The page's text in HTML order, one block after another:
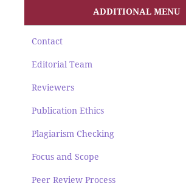
ADDITIONAL MENU
Contact
Editorial Team
Reviewers
Publication Ethics
Plagiarism Checking
Focus and Scope
Peer Review Process